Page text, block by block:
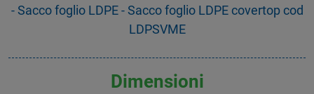
- Sacco foglio LDPE - Sacco foglio LDPE covertop cod
LDPSVME
Dimensioni